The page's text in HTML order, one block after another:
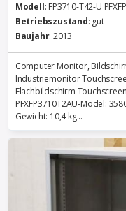
Modell: FP3710-T42-U
Betriebszustand: gut
Baujahr: 2013
Computer Monitor,
Industriemonitor
Flachbildschirm
PFXFP3710T2AU-Model:
Gewicht: 10,4 kg...